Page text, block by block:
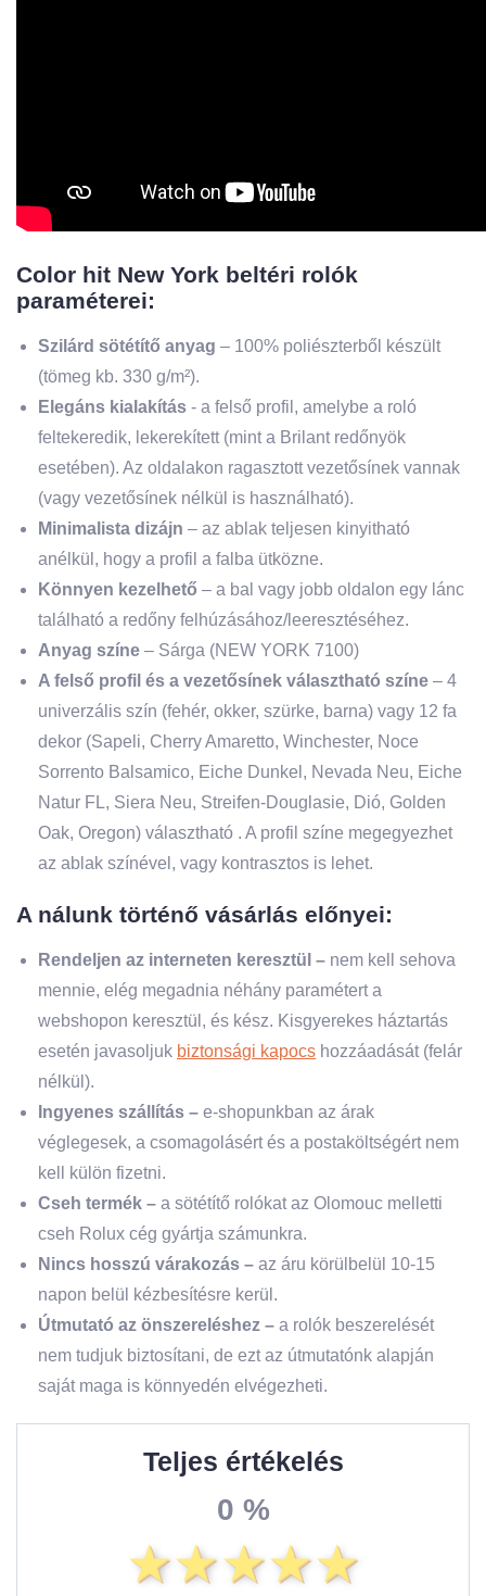
Color hit New York beltéri rolók
paraméterei:
Szilárd sötétítő anyag – 100% poliészterből készült
(tömeg kb. 330 g/m²).
Elegáns kialakítás - a felső profil, amelybe a roló
feltekeredik, lekerekített (mint a Brilant redőnyök
esetében). Az oldalakon ragasztott vezetősínek vannak
(vagy vezetősínek nélkül is használható).
Minimalista dizájn – az ablak teljesen kinyitható
anélkül, hogy a profil a falba ütközne.
Könnyen kezelhető – a bal vagy jobb oldalon egy lánc
található a redőny felhúzásához/leeresztéséhez.
Anyag színe – Sárga (NEW YORK 7100)
A felső profil és a vezetősínek választható színe – 4
univerzális szín (fehér, okker, szürke, barna) vagy 12 fa
dekor (Sapeli, Cherry Amaretto, Winchester, Noce
Sorrento Balsamico, Eiche Dunkel, Nevada Neu, Eiche
Natur FL, Siera Neu, Streifen-Douglasie, Dió, Golden
Oak, Oregon) választható . A profil színe megegyezhet
az ablak színével, vagy kontrasztos is lehet.
A nálunk történő vásárlás előnyei:
Rendeljen az interneten keresztül – nem kell sehova
mennie, elég megadnia néhány paramétert a
webshopon keresztül, és kész. Kisgyerekes háztartás
esetén javasoljuk biztonsági kapocs hozzáadását (felár
nélkül).
Ingyenes szállítás – e-shopunkban az árak
véglegesek, a csomagolásért és a postaköltségért nem
kell külön fizetni.
Cseh termék – a sötétítő rolókat az Olomouc melletti
cseh Rolux cég gyártja számunkra.
Nincs hosszú várakozás – az áru körülbelül 10-15
napon belül kézbesítésre kerül.
Útmutató az önszereléshez – a rolók beszerelését
nem tudjuk biztosítani, de ezt az útmutatónk alapján
saját maga is könnyedén elvégezheti.
Teljes értékelés
0 %